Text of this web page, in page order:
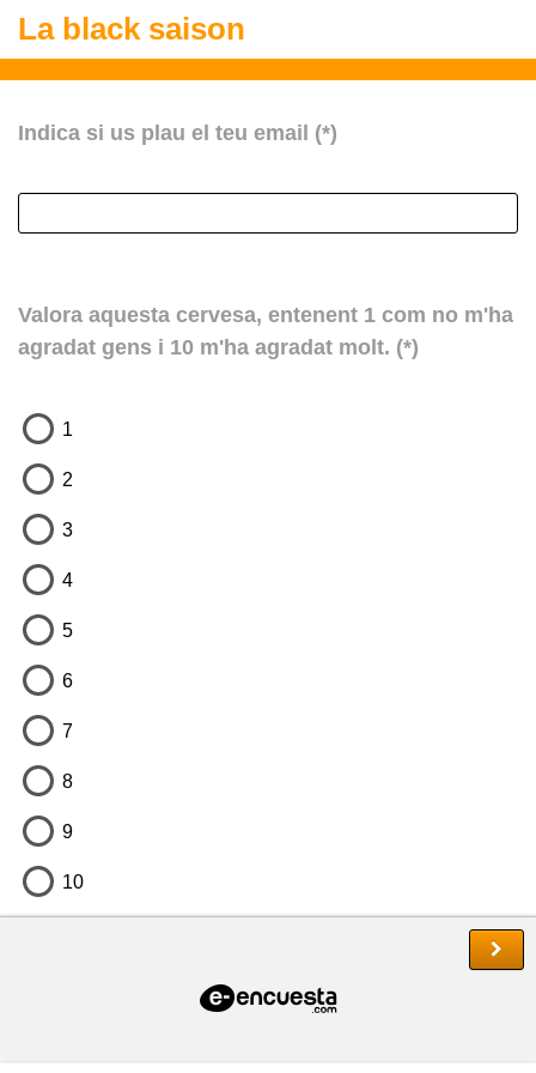
La black saison
Indica si us plau el teu email (*)
Valora aquesta cervesa, entenent 1 com no m'ha
agradat gens i 10 m'ha agradat molt. (*)
1
2
3
4
5
6
7
8
9
10